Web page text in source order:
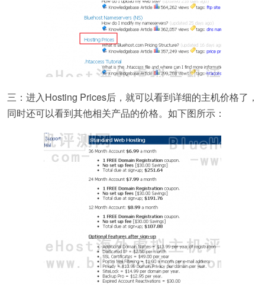
三：进入Hosting Prices后，就可以看到详细的主机价格了，
同时还可以看到其他相关产品的价格。如下图所示：